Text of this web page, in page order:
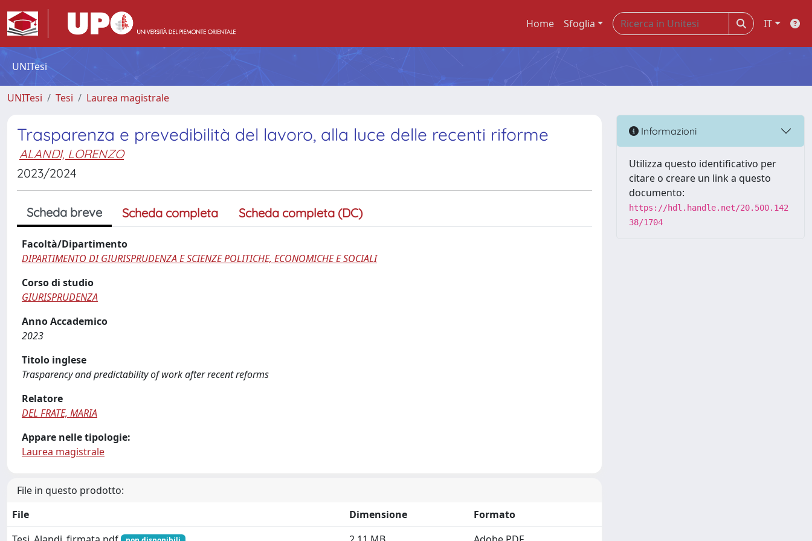
Home Sfoglia IT
UNITesi
UNITesi Tesi Laurea magistrale
Trasparenza e prevedibilità del lavoro, alla luce delle recenti riforme
ALANDI, LORENZO
2023/2024
Scheda breve Scheda completa Scheda completa (DC)
Facoltà/Dipartimento
DIPARTIMENTO DI GIURISPRUDENZA E SCIENZE POLITICHE, ECONOMICHE E SOCIALI
Corso di studio
GIURISPRUDENZA
Anno Accademico
2023
Titolo inglese
Trasparency and predictability of work after recent reforms
Relatore
DEL FRATE, MARIA
Appare nelle tipologie:
Laurea magistrale
File in questo prodotto:
File
Dimensione
Formato
Informazioni
Utilizza questo identificativo per
citare o creare un link a questo
documento:
https://hdl.handle.net/20.500.142
38/1704